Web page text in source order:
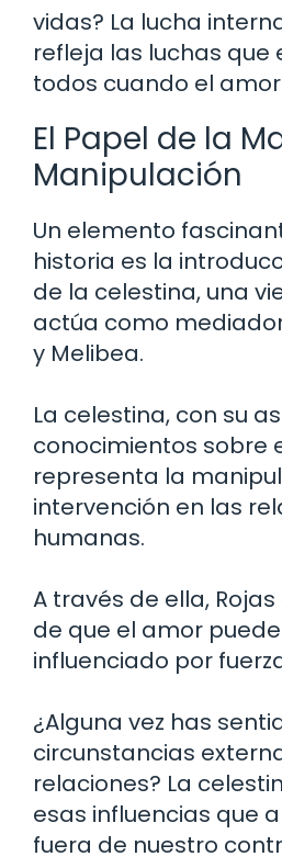
vidas? La lucha
refleja las luchas
todos cuando el
El Papel de la
Manipulación
Un elemento
historia es la
de la celestina, una
actúa como
y Melibea.
La celestina, con su
conocimientos sobre
representa la
intervención en las
humanas.
A través de ella,
de que el amor
influenciado por
¿Alguna vez has
circunstancias
relaciones? La
esas influencias que
fuera de nuestro